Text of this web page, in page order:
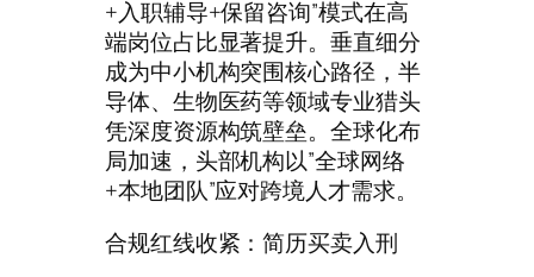
+入职辅导+保留咨询”模式在高
端岗位占比显著提升。垂直细分
成为中小机构突围核心路径，半
导体、生物医药等领域专业猎头
凭深度资源构筑壁垒。全球化布
局加速，头部机构以”全球网络
+本地团队”应对跨境人才需求。
合规红线收紧：简历买卖入刑